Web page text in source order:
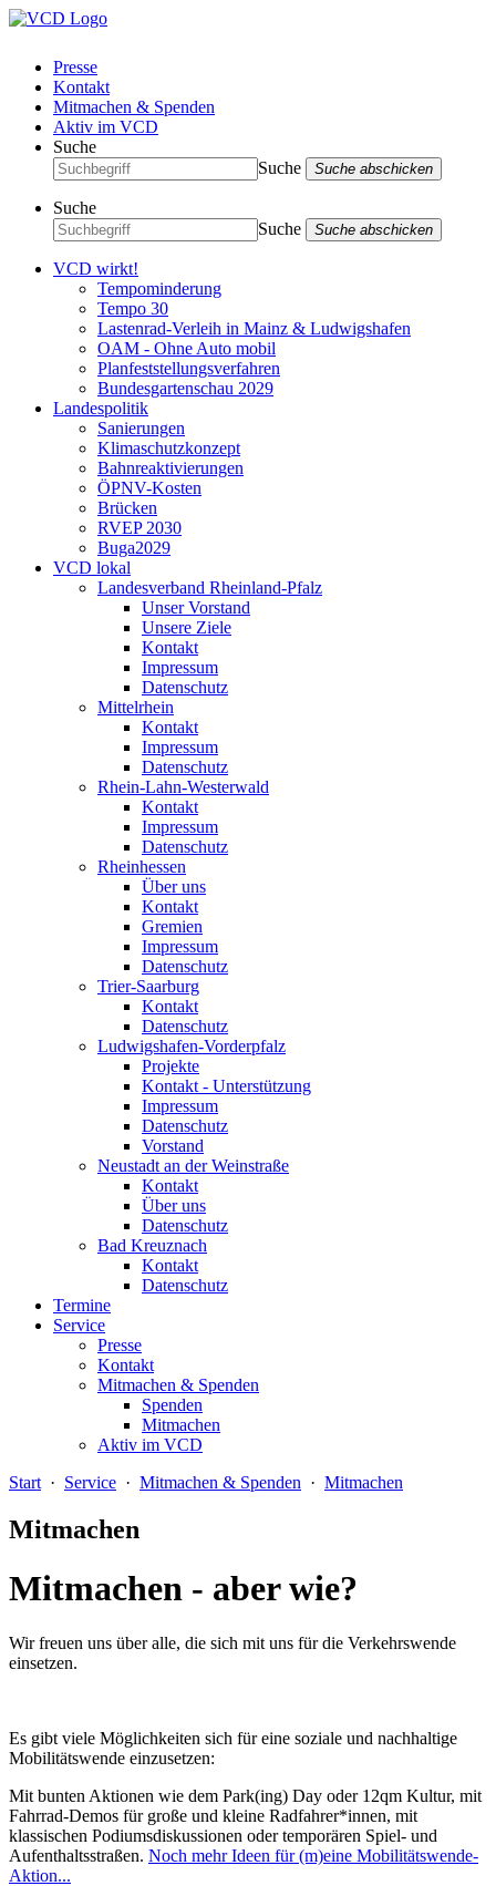
Presse
Kontakt
Mitmachen & Spenden
Aktiv im VCD
Suche
Suche
Suche abschicken
Suche
Suche
Suche abschicken
VCD wirkt!
Tempominderung
Tempo 30
Lastenrad-Verleih in Mainz & Ludwigshafen
OAM - Ohne Auto mobil
Planfeststellungsverfahren
Bundesgartenschau 2029
Landespolitik
Sanierungen
Klimaschutzkonzept
Bahnreaktivierungen
ÖPNV-Kosten
Brücken
RVEP 2030
Buga2029
VCD lokal
Landesverband Rheinland-Pfalz
Unser Vorstand
Unsere Ziele
Kontakt
Impressum
Datenschutz
Mittelrhein
Kontakt
Impressum
Datenschutz
Rhein-Lahn-Westerwald
Kontakt
Impressum
Datenschutz
Rheinhessen
Über uns
Kontakt
Gremien
Impressum
Datenschutz
Trier-Saarburg
Kontakt
Datenschutz
Ludwigshafen-Vorderpfalz
Projekte
Kontakt - Unterstützung
Impressum
Datenschutz
Vorstand
Neustadt an der Weinstraße
Kontakt
Über uns
Datenschutz
Bad Kreuznach
Kontakt
Datenschutz
Termine
Service
Presse
Kontakt
Mitmachen & Spenden
Spenden
Mitmachen
Aktiv im VCD
Start · Service · Mitmachen & Spenden · Mitmachen
Mitmachen
Mitmachen - aber wie?
Wir freuen uns über alle, die sich mit uns für die Verkehrswende
einsetzen.
Es gibt viele Möglichkeiten sich für eine soziale und nachhaltige
Mobilitätswende einzusetzen:
Mit bunten Aktionen wie dem Park(ing) Day oder 12qm Kultur, mit
Fahrrad-Demos für große und kleine Radfahrer*innen, mit
klassischen Podiumsdiskussionen oder temporären Spiel- und
Aufenthaltsstraßen. Noch mehr Ideen für (m)eine Mobilitätswende-
Aktion...